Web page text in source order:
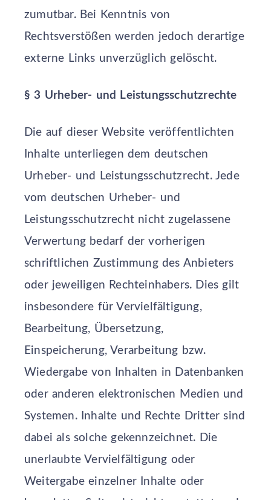
zumutbar. Bei Kenntnis von
Rechtsverstößen werden jedoch derartige
externe Links unverzüglich gelöscht.
§ 3 Urheber- und Leistungsschutzrechte
Die auf dieser Website veröffentlichten
Inhalte unterliegen dem deutschen
Urheber- und Leistungsschutzrecht. Jede
vom deutschen Urheber- und
Leistungsschutzrecht nicht zugelassene
Verwertung bedarf der vorherigen
schriftlichen Zustimmung des Anbieters
oder jeweiligen Rechteinhabers. Dies gilt
insbesondere für Vervielfältigung,
Bearbeitung, Übersetzung,
Einspeicherung, Verarbeitung bzw.
Wiedergabe von Inhalten in Datenbanken
oder anderen elektronischen Medien und
Systemen. Inhalte und Rechte Dritter sind
dabei als solche gekennzeichnet. Die
unerlaubte Vervielfältigung oder
Weitergabe einzelner Inhalte oder